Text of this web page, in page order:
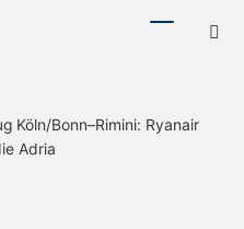
Köln/Bonn–Rimini: Ryanair
Adria